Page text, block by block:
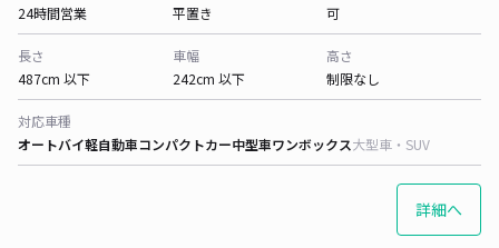
24時間営業
平置き
可
長さ
487cm 以下
車幅
242cm 以下
高さ
制限なし
対応車種
オートバイ軽自動車コンパクトカー中型車ワンボックス大型車・SUV
詳細へ